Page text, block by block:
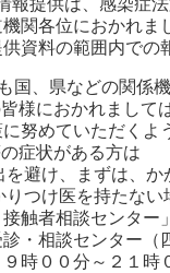
報提供は、感染症
関各位におかれま
資料の範囲内での
国、県などの関係
様におかれまし
努めていただくよ
症状がある方は
避け、まずは、か
つけ医を持たない
者相談センター」
相談センター（
分～２１時００